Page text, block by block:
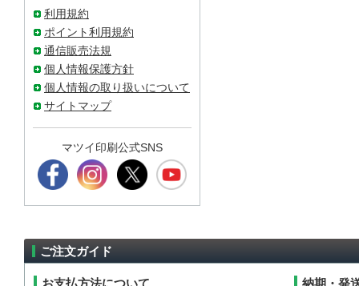
利用規約
ポイント利用規約
通信販売法規
個人情報保護方針
個人情報の取り扱いについて
サイトマップ
マツイ印刷公式SNS
ご注文ガイド